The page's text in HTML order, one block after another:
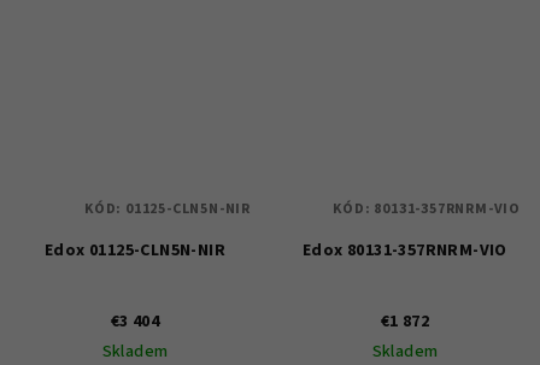
Edox 01125-CLN5N-NIR
€3 404
Skladem
KÓD: 01125-CLN5N-NIR
Edox 80131-357RNRM-VIO
€1 872
Skladem
KÓD: 80131-357RNRM-VIO